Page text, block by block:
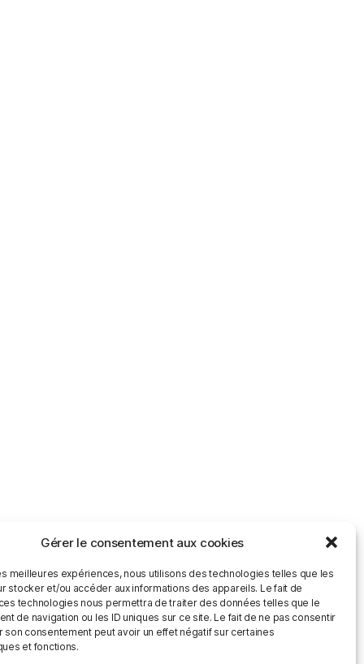
Gérer le consentement aux cookies
meilleures expériences, nous utilisons des technologies telles que les
stocker et/ou accéder aux informations des appareils. Le fait de
technologies nous permettra de traiter des données telles que le
de navigation ou les ID uniques sur ce site. Le fait de ne pas consentir
son consentement peut avoir un effet négatif sur certaines
et fonctions.